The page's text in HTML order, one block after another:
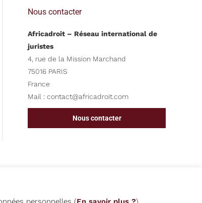
Nous contacter
Africadroit – Réseau international de
juristes
4, rue de la Mission Marchand
75016 PARIS
France
Mail : contact@africadroit.com
Nous contacter
personnelles (En savoir plus ?).